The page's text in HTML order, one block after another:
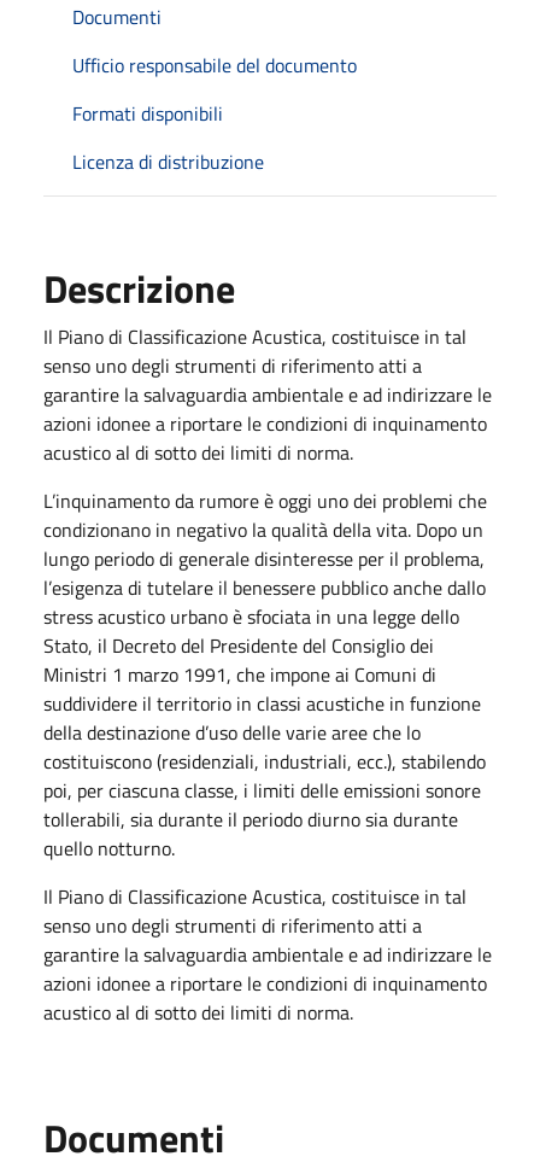
Documenti
Ufficio responsabile del documento
Formati disponibili
Licenza di distribuzione
Descrizione
Il Piano di Classificazione Acustica, costituisce in tal
senso uno degli strumenti di riferimento atti a
garantire la salvaguardia ambientale e ad indirizzare le
azioni idonee a riportare le condizioni di inquinamento
acustico al di sotto dei limiti di norma.
L’inquinamento da rumore è oggi uno dei problemi che
condizionano in negativo la qualità della vita. Dopo un
lungo periodo di generale disinteresse per il problema,
l’esigenza di tutelare il benessere pubblico anche dallo
stress acustico urbano è sfociata in una legge dello
Stato, il Decreto del Presidente del Consiglio dei
Ministri 1 marzo 1991, che impone ai Comuni di
suddividere il territorio in classi acustiche in funzione
della destinazione d’uso delle varie aree che lo
costituiscono (residenziali, industriali, ecc.), stabilendo
poi, per ciascuna classe, i limiti delle emissioni sonore
tollerabili, sia durante il periodo diurno sia durante
quello notturno.
Il Piano di Classificazione Acustica, costituisce in tal
senso uno degli strumenti di riferimento atti a
garantire la salvaguardia ambientale e ad indirizzare le
azioni idonee a riportare le condizioni di inquinamento
acustico al di sotto dei limiti di norma.
Documenti